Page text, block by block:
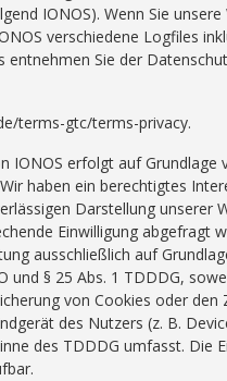
IONOS). Wenn Sie unsere
verschiedene Logfiles
entnehmen Sie der
terms-gtc/terms-privacy.
IONOS erfolgt auf Grundlage
haben ein berechtigtes
Darstellung unserer
Einwilligung abgefragt
ausschließlich auf
und § 25 Abs. 1 TDDDG,
von Cookies oder den
des Nutzers (z. B.
des TDDDG umfasst. Die